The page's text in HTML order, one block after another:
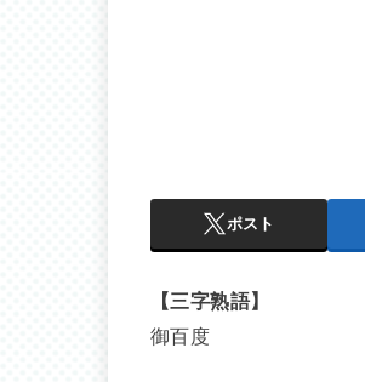
ポスト
【三字熟語】
御百度